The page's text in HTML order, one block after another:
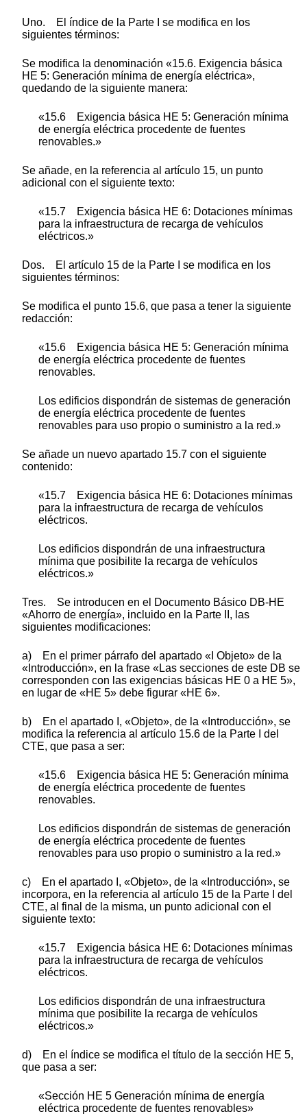
Uno. El índice de la Parte I se modifica en los
siguientes términos:
Se modifica la denominación «15.6. Exigencia básica
HE 5: Generación mínima de energía eléctrica»,
quedando de la siguiente manera:
«15.6 Exigencia básica HE 5: Generación mínima
de energía eléctrica procedente de fuentes
renovables.»
Se añade, en la referencia al artículo 15, un punto
adicional con el siguiente texto:
«15.7 Exigencia básica HE 6: Dotaciones mínimas
para la infraestructura de recarga de vehículos
eléctricos.»
Dos. El artículo 15 de la Parte I se modifica en los
siguientes términos:
Se modifica el punto 15.6, que pasa a tener la siguiente
redacción:
«15.6 Exigencia básica HE 5: Generación mínima
de energía eléctrica procedente de fuentes
renovables.
Los edificios dispondrán de sistemas de generación
de energía eléctrica procedente de fuentes
renovables para uso propio o suministro a la red.»
Se añade un nuevo apartado 15.7 con el siguiente
contenido:
«15.7 Exigencia básica HE 6: Dotaciones mínimas
para la infraestructura de recarga de vehículos
eléctricos.
Los edificios dispondrán de una infraestructura
mínima que posibilite la recarga de vehículos
eléctricos.»
Tres. Se introducen en el Documento Básico DB-HE
«Ahorro de energía», incluido en la Parte II, las
siguientes modificaciones:
a) En el primer párrafo del apartado «I Objeto» de la
«Introducción», en la frase «Las secciones de este DB se
corresponden con las exigencias básicas HE 0 a HE 5»,
en lugar de «HE 5» debe figurar «HE 6».
b) En el apartado I, «Objeto», de la «Introducción», se
modifica la referencia al artículo 15.6 de la Parte I del
CTE, que pasa a ser:
«15.6 Exigencia básica HE 5: Generación mínima
de energía eléctrica procedente de fuentes
renovables.
Los edificios dispondrán de sistemas de generación
de energía eléctrica procedente de fuentes
renovables para uso propio o suministro a la red.»
c) En el apartado I, «Objeto», de la «Introducción», se
incorpora, en la referencia al artículo 15 de la Parte I del
CTE, al final de la misma, un punto adicional con el
siguiente texto:
«15.7 Exigencia básica HE 6: Dotaciones mínimas
para la infraestructura de recarga de vehículos
eléctricos.
Los edificios dispondrán de una infraestructura
mínima que posibilite la recarga de vehículos
eléctricos.»
d) En el índice se modifica el título de la sección HE 5,
que pasa a ser:
«Sección HE 5 Generación mínima de energía
eléctrica procedente de fuentes renovables»